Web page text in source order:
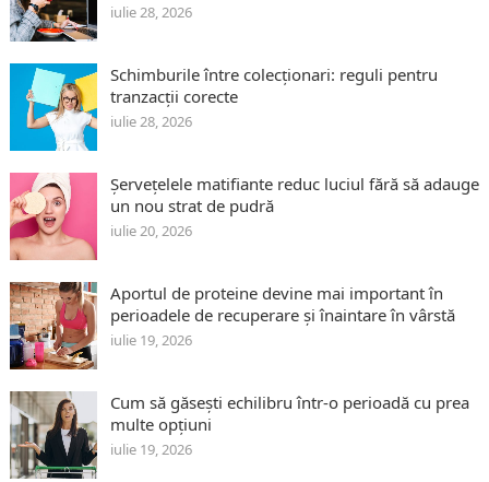
iulie 28, 2026
Schimburile între colecționari: reguli pentru
tranzacții corecte
iulie 28, 2026
Șervețelele matifiante reduc luciul fără să adauge
un nou strat de pudră
iulie 20, 2026
Aportul de proteine devine mai important în
perioadele de recuperare și înaintare în vârstă
iulie 19, 2026
Cum să găsești echilibru într-o perioadă cu prea
multe opțiuni
iulie 19, 2026